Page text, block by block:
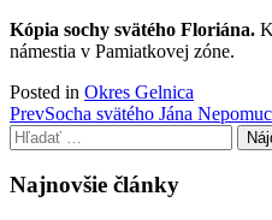
Kópia sochy svätého Floriána.
námestia v Pamiatkovej zóne.
Posted in Okres Gelnica
Post
navigation
PrevSocha svätého Jána
Hľadať:
Najnovšie články